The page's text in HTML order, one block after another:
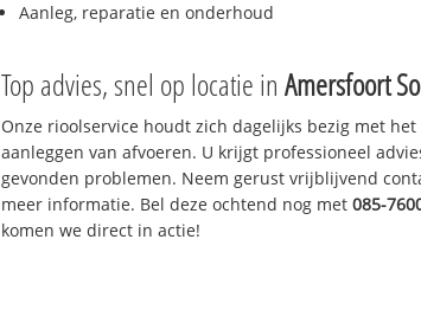
Aanleg, reparatie en onderhoud
Top advies, snel op locatie in Amersfoort
Onze rioolservice houdt zich dagelijks bezig met
aanleggen van afvoeren. U krijgt professioneel
gevonden problemen. Neem gerust vrijblijvend
meer informatie. Bel deze ochtend nog met 085-
komen we direct in actie!